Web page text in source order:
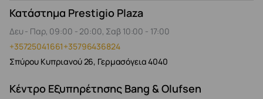
Κατάστημα Prestigio Plaza
Δευ - Παρ, 09:00 - 20:00, Σαβ 10:00 - 17:00
+35725041661+35796436824
Σπύρου Κυπριανού 26, Γερμασόγεια 4040
Κέντρο Εξυπηρέτησης Bang & Olufsen